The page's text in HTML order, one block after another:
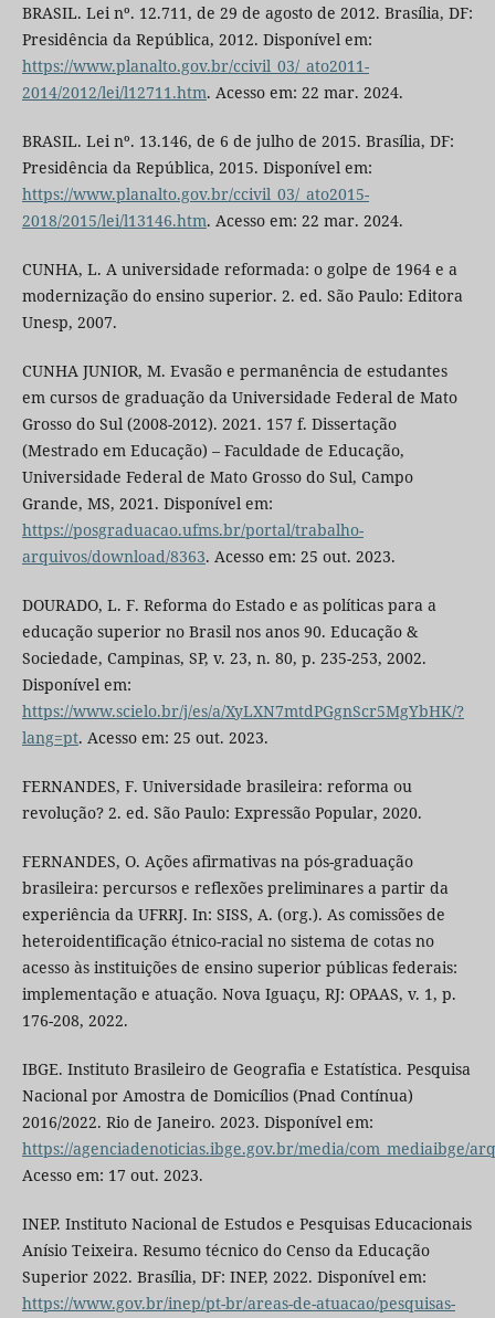
BRASIL. Lei nº. 12.711, de 29 de agosto de 2012. Brasília, DF:
Presidência da República, 2012. Disponível em:
https://www.planalto.gov.br/ccivil_03/_ato2011-
2014/2012/lei/l12711.htm. Acesso em: 22 mar. 2024.
BRASIL. Lei nº. 13.146, de 6 de julho de 2015. Brasília, DF:
Presidência da República, 2015. Disponível em:
https://www.planalto.gov.br/ccivil_03/_ato2015-
2018/2015/lei/l13146.htm. Acesso em: 22 mar. 2024.
CUNHA, L. A universidade reformada: o golpe de 1964 e a
modernização do ensino superior. 2. ed. São Paulo: Editora
Unesp, 2007.
CUNHA JUNIOR, M. Evasão e permanência de estudantes
em cursos de graduação da Universidade Federal de Mato
Grosso do Sul (2008-2012). 2021. 157 f. Dissertação
(Mestrado em Educação) – Faculdade de Educação,
Universidade Federal de Mato Grosso do Sul, Campo
Grande, MS, 2021. Disponível em:
https://posgraduacao.ufms.br/portal/trabalho-
arquivos/download/8363. Acesso em: 25 out. 2023.
DOURADO, L. F. Reforma do Estado e as políticas para a
educação superior no Brasil nos anos 90. Educação &
Sociedade, Campinas, SP, v. 23, n. 80, p. 235-253, 2002.
Disponível em:
https://www.scielo.br/j/es/a/XyLXN7mtdPGgnScr5MgYbHK/?
lang=pt. Acesso em: 25 out. 2023.
FERNANDES, F. Universidade brasileira: reforma ou
revolução? 2. ed. São Paulo: Expressão Popular, 2020.
FERNANDES, O. Ações afirmativas na pós-graduação
brasileira: percursos e reflexões preliminares a partir da
experiência da UFRRJ. In: SISS, A. (org.). As comissões de
heteroidentificação étnico-racial no sistema de cotas no
acesso às instituições de ensino superior públicas federais:
implementação e atuação. Nova Iguaçu, RJ: OPAAS, v. 1, p.
176-208, 2022.
IBGE. Instituto Brasileiro de Geografia e Estatística. Pesquisa
Nacional por Amostra de Domicílios (Pnad Contínua)
2016/2022. Rio de Janeiro. 2023. Disponível em:
https://agenciadenoticias.ibge.gov.br/media/com_mediaibge/
Acesso em: 17 out. 2023.
INEP. Instituto Nacional de Estudos e Pesquisas Educacionais
Anísio Teixeira. Resumo técnico do Censo da Educação
Superior 2022. Brasília, DF: INEP, 2022. Disponível em:
https://www.gov.br/inep/pt-br/areas-de-atuacao/pesquisas-